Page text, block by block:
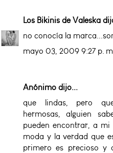
Los Bikinis de Valeska
no conocía la
mayo 03, 2009 9:27 p. m.
Anónimo dijo...
que lindas, pero
hermosas, alguien
pueden encontrar, a
moda y la verdad que
primero es precioso y